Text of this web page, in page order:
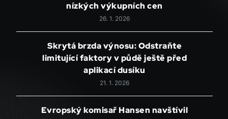
nízkých výkupních cen
26. 1. 2026
Skrytá brzda výnosu: Odstraňte
limitující faktory v půdě ještě před
aplikací dusíku
21. 1. 2026
Evropský komisař Hansen navštívil